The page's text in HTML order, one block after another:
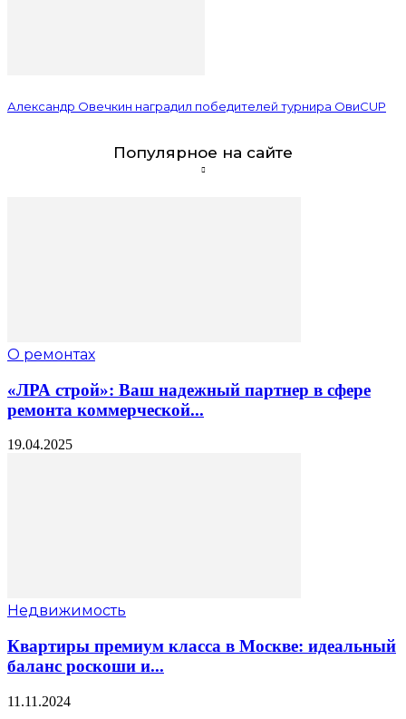
Александр Овечкин наградил победителей турнира ОвиCUP
Популярное на сайте
О ремонтах
«ЛРА строй»: Ваш надежный партнер в сфере
ремонта коммерческой...
19.04.2025
Недвижимость
Квартиры премиум класса в Москве: идеальный
баланс роскоши и...
11.11.2024